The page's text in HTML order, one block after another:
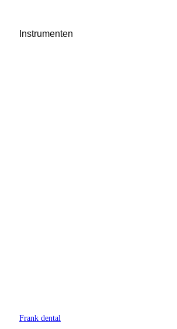
Instrumenten
Frank dental